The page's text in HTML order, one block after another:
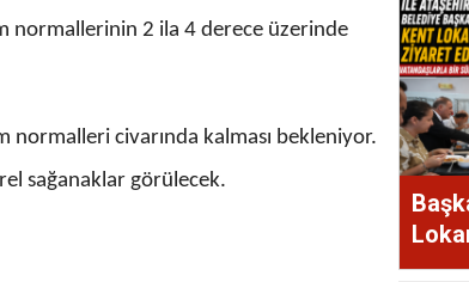
normallerinin 2 ila 4 derece üzerinde
normalleri civarında kalması bekleniyor.
sağanaklar görülecek.
Bir